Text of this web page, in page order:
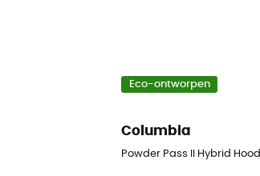
Eco-ontworpen
Columbia
Powder Pass II Hybrid